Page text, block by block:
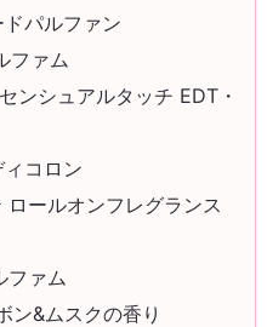
ドパルファン
ファム
ンシュアルタッチ EDT・
ィコロン
ロールオンフレグランス
ファム
ン&ムスクの香り